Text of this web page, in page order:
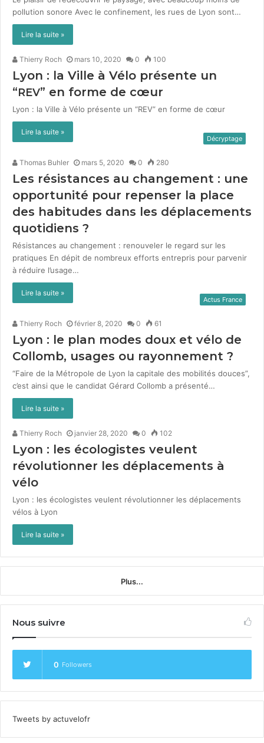
pol­lu­tion sonore Avec le con­fine­ment, les rues de Lyon sont…
Lire la suite »
Thierry Roch mars 10, 2020 0 100
Lyon : la Ville à Vélo présente un
“REV” en forme de cœur
Lyon : la Ville à Vélo présente un “REV” en forme de cœur
Lire la suite »
Décryptage
Thomas Buhler mars 5, 2020 0 280
Les résistances au changement : une
opportunité pour repenser la place
des habitudes dans les déplacements
quotidiens ?
Résistances au changement : renouveler le regard sur les
pratiques En dépit de nom­breux efforts entre­pris pour par­venir
à réduire l’usage…
Lire la suite »
Actus France
Thierry Roch février 8, 2020 0 61
Lyon : le plan modes doux et vélo de
Collomb, usages ou rayonnement ?
“Faire de la Métro­pole de Lyon la cap­i­tale des mobil­ités douces”,
c’est ain­si que le can­di­dat Gérard Col­lomb a présen­té…
Lire la suite »
Thierry Roch janvier 28, 2020 0 102
Lyon : les écologistes veulent
révolutionner les déplacements à
vélo
Lyon : les écol­o­gistes veu­lent révo­lu­tion­ner les déplace­ments
vélos à Lyon
Lire la suite »
Plus...
Nous suivre
0 Followers
Tweets by actuvelofr